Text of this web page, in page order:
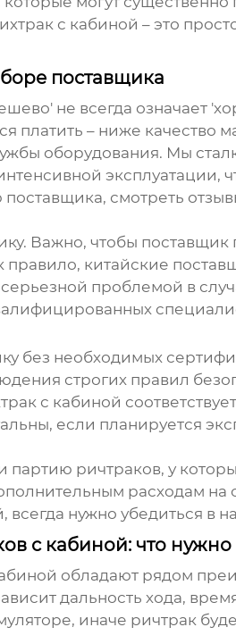
с кабиной – это
поставщика
не всегда означает
платить – ниже качество
оборудования. Мы
эксплуатации,
смотреть
Важно, чтобы
китайские
серьезной проблемой в
без необходимых
строгих правил
с кабиной
если планируется
ричтраков, у
расходам
всегда нужно убедиться в
с кабиной: что нужно
обладают рядом
дальность хода,
иначе ричтрак